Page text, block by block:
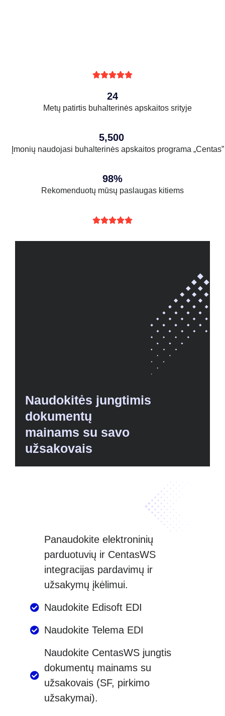

24
Metų patirtis buhalterinės apskaitos srityje
5,500
Įmonių naudojasi buhalterinės apskaitos programa „Centas”
98%
Rekomenduotų mūsų paslaugas kitiems

Naudokitės jungtimis
dokumentų
mainams su savo
užsakovais
Panaudokite elektroninių
parduotuvių ir CentasWS
integracijas pardavimų ir
užsakymų įkėlimui.
Naudokite Edisoft EDI
Naudokite Telema EDI
Naudokite CentasWS jungtis
dokumentų mainams su
užsakovais (SF, pirkimo
užsakymai).